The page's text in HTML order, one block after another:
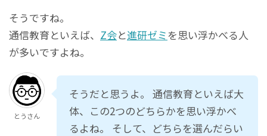
そうですね。
通信教育といえば、 Z会と進研ゼミ を思い浮かべる人
が多いですよね。
とうさん
そうだと思うよ。 通信教育といえば大
体、この2つのどちらかを思い浮かべ
るよね。 そして、どちらを選んだらい